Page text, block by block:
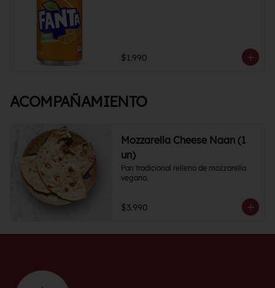
$1.990
ACOMPAÑAMIENTO
Mozzarella Cheese Naan (1
un)
Pan tradicional relleno de mozzarella
vegano.
$3.990